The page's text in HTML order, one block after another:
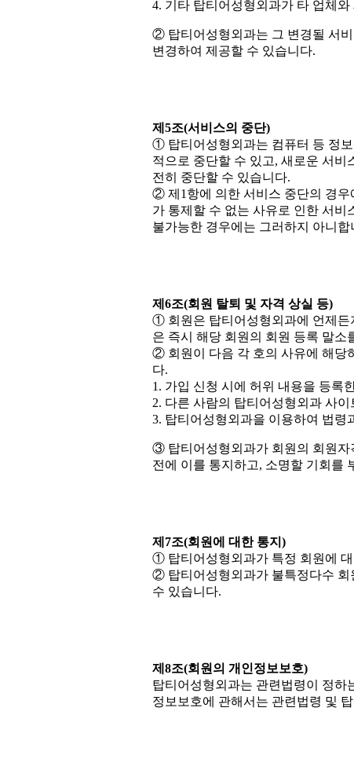
4. 기타 탑티어성형외과가 타 업체
② 탑티어성형외과는 그 변경될 서
변경하여 제공할 수 있습니다.
제5조(서비스의 중단)
① 탑티어성형외과는 컴퓨터 등 정보
적으로 중단할 수 있고, 새로운 서
전히 중단할 수 있습니다.
② 제1항에 의한 서비스 중단의 경우
가 통제할 수 없는 사유로 인한 서
불가능한 경우에는 그러하지 아니합
제6조(회원 탈퇴 및 자격 상실 등)
① 회원은 탑티어성형외과에 언제든
은 즉시 해당 회원의 회원 등록 말소
② 회원이 다음 각 호의 사유에 해당
다.
1. 가입 신청 시에 허위 내용을 등록
2. 다른 사람의 탑티어성형외과 사
3. 탑티어성형외과을 이용하여 법령
③ 탑티어성형외과가 회원의 회원자
전에 이를 통지하고, 소명할 기회를
제7조(회원에 대한 통지)
① 탑티어성형외과가 특정 회원에
② 탑티어성형외과가 불특정다수 회
수 있습니다.
제8조(회원의 개인정보보호)
탑티어성형외과는 관련법령이 정하
정보보호에 관해서는 관련법령 및